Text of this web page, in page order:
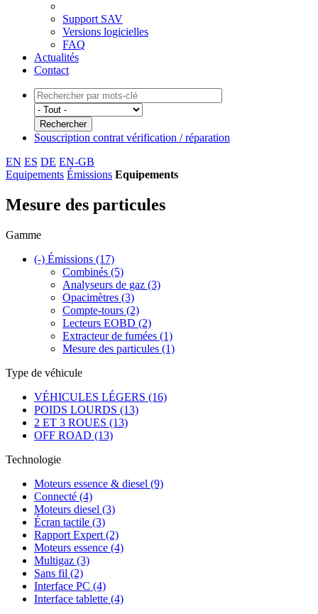
Support SAV
Versions logicielles
FAQ
Actualités
Contact
Souscription contrat vérification / réparation
EN ES DE EN-GB
Equipements Émissions Equipements
Mesure des particules
Gamme
(-) Émissions (17)
Combinés (5)
Analyseurs de gaz (3)
Opacimètres (3)
Compte-tours (2)
Lecteurs EOBD (2)
Extracteur de fumées (1)
Mesure des particules (1)
Type de véhicule
VÉHICULES LÉGERS (16)
POIDS LOURDS (13)
2 ET 3 ROUES (13)
OFF ROAD (13)
Technologie
Moteurs essence & diesel (9)
Connecté (4)
Moteurs diesel (3)
Écran tactile (3)
Rapport Expert (2)
Moteurs essence (4)
Multigaz (3)
Sans fil (2)
Interface PC (4)
Interface tablette (4)